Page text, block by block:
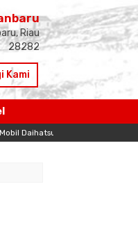
Riau
28282
Kami
Pekanbaru dan Riau